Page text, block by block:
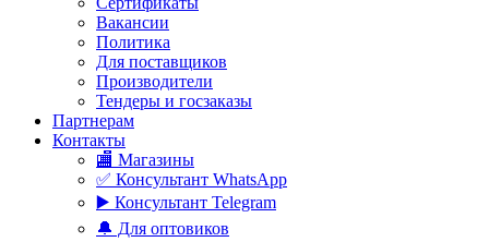
Вакансии
Политика
Для поставщиков
Производители
Тендеры и госзаказы
Партнерам
Контакты
🏬 Магазины
✅️ Консультант WhatsApp
▶️ Консультант Telegram
🔔 Для оптовиков